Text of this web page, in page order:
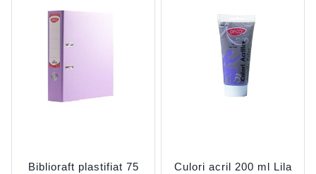
Biblioraft plastifiat 75
Culori acril 200 ml Lila